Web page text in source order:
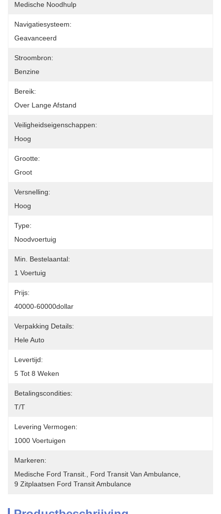
Medische Noodhulp
Navigatiesysteem:
Geavanceerd
Stroombron:
Benzine
Bereik:
Over Lange Afstand
Veiligheidseigenschappen:
Hoog
Grootte:
Groot
Versnelling:
Hoog
Type:
Noodvoertuig
Min. Bestelaantal:
1 Voertuig
Prijs:
40000-60000dollar
Verpakking Details:
Hele Auto
Levertijd:
5 Tot 8 Weken
Betalingscondities:
T/T
Levering Vermogen:
1000 Voertuigen
Markeren:
Medische Ford Transit.
Ford Transit Van Ambulance
9 Zitplaatsen Ford Transit Ambulance